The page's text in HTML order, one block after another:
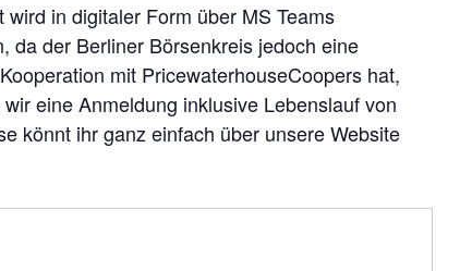
wird in digitaler Form über MS Teams
da der Berliner Börsenkreis jedoch eine
mit PricewaterhouseCoopers hat,
eine Anmeldung inklusive Lebenslauf von
könnt ihr ganz einfach über unsere Website